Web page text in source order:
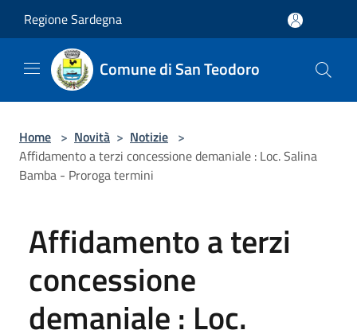
Regione Sardegna
Comune di San Teodoro
Home > Novità > Notizie >
Affidamento a terzi concessione demaniale : Loc. Salina
Bamba - Proroga termini
Affidamento a terzi
concessione
demaniale : Loc.